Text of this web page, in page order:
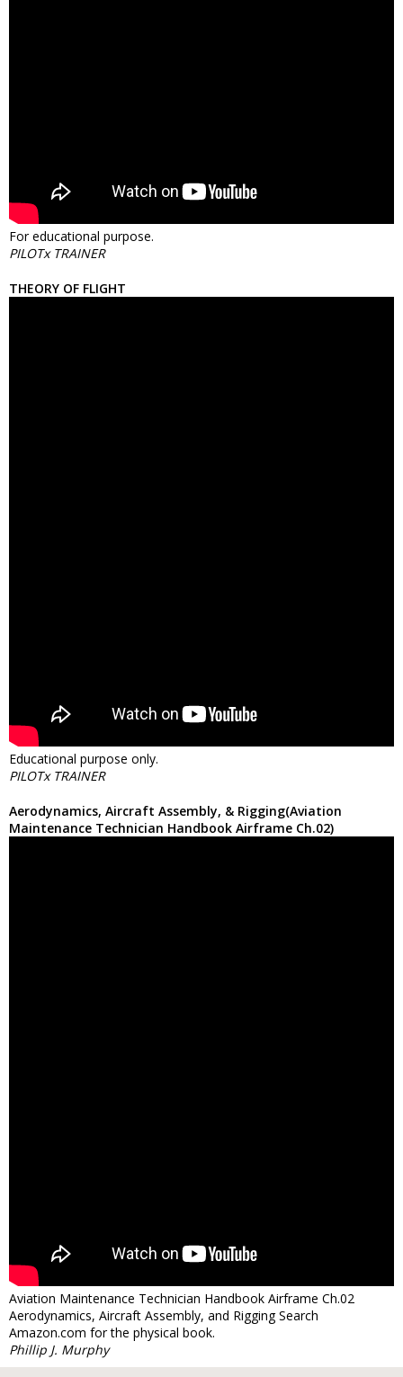
For educational purpose.
PILOTx TRAINER
THEORY OF FLIGHT
Educational purpose only.
PILOTx TRAINER
Aerodynamics, Aircraft Assembly, & Rigging(Aviation
Maintenance Technician Handbook Airframe Ch.02)
Aviation Maintenance Technician Handbook Airframe Ch.02
Aerodynamics, Aircraft Assembly, and Rigging Search
Amazon.com for the physical book.
Phillip J. Murphy